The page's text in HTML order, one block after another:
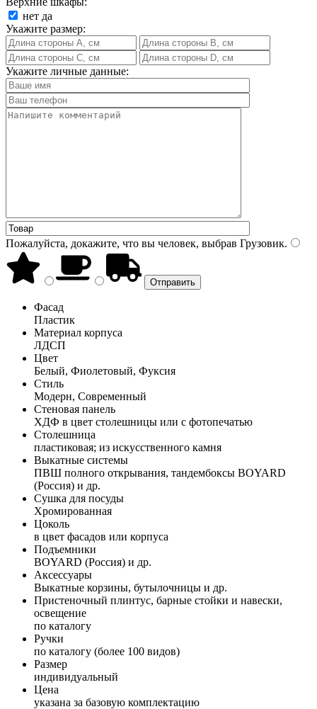
нет да
Укажите размер:
Укажите личные данные:
Пожалуйста, докажите, что вы человек, выбрав Грузовик.
Фасад
Пластик
Материал корпуса
ЛДСП
Цвет
Белый, Фиолетовый, Фуксия
Стиль
Модерн, Современный
Стеновая панель
ХДФ в цвет столешницы или с фотопечатью
Столешница
пластиковая; из искусственного камня
Выкатные системы
ПВШ полного открывания, тандембоксы BOYARD
(Россия) и др.
Сушка для посуды
Хромированная
Цоколь
в цвет фасадов или корпуса
Подъемники
BOYARD (Россия) и др.
Аксессуары
Выкатные корзины, бутылочницы и др.
Пристеночный плинтус, барные стойки и навески,
освещение
по каталогу
Ручки
по каталогу (более 100 видов)
Размер
индивидуальный
Цена
указана за базовую комплектацию